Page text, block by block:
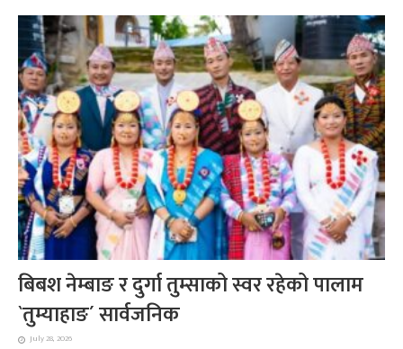
बिबश नेम्बाङ र दुर्गा तुम्साको स्वर रहेको पालाम
`तुम्याहाङ´ सार्वजनिक
July 28, 2026